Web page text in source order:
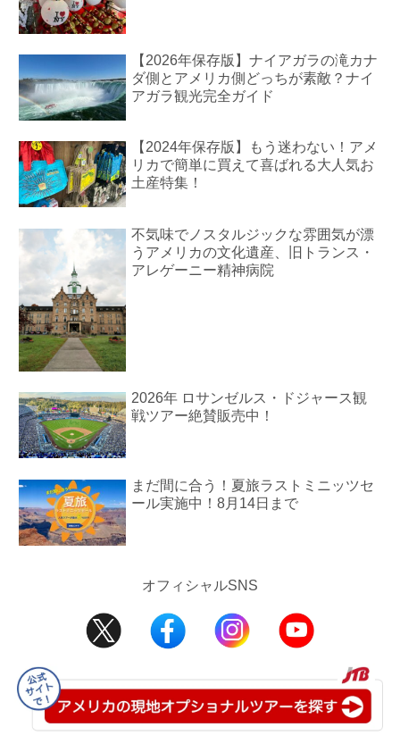
【2026年保存版】ナイアガラの滝カナ
ダ側とアメリカ側どっちが素敵？ナイ
アガラ観光完全ガイド
【2024年保存版】もう迷わない！アメ
リカで簡単に買えて喜ばれる大人気お
土産特集！
不気味でノスタルジックな雰囲気が漂
うアメリカの文化遺産、旧トランス・
アレゲーニー精神病院
2026年 ロサンゼルス・ドジャース観
戦ツアー絶賛販売中！
まだ間に合う！夏旅ラストミニッツセ
ール実施中！8月14日まで
オフィシャルSNS